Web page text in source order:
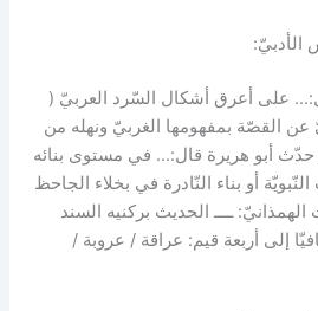
الأدبيّ:
على أعرق أشكال السّرد العربيّ (
القصّة بمفهومها الغربيّ ونهله من
حدّث أبو هريرة قال:… في مستوى بنائه
أو بناء النّادرة في بخلاء الجاحظ
ــــ الحديث بركنيه السند
إلى أربعة قيم: عراقة / عروبة /